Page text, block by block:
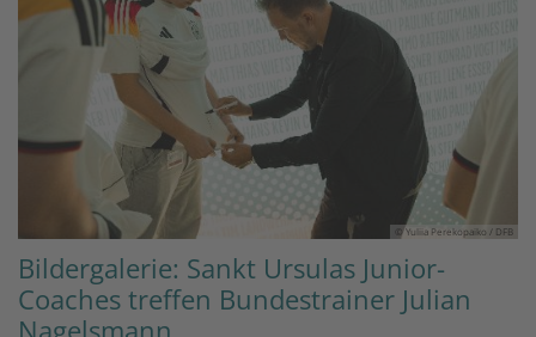
© Yuliia Perekopaiko / DFB
Bildergalerie: Sankt Ursulas Junior-
Coaches treffen Bundestrainer Julian